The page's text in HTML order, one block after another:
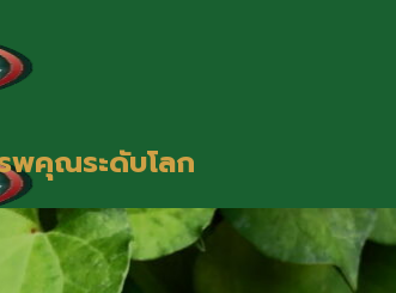
พคุณระดับโลก